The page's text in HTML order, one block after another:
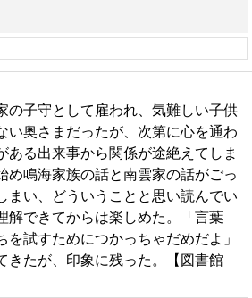
の子守として雇われ、気難しい子供
い奥さまだったが、次第に心を通わ
ある出来事から関係が途絶えてしま
め鳴海家族の話と南雲家の話がごっ
まい、どういうことと思い読んでい
解できてからは楽しめた。「言葉
を試すためにつかっちゃだめだよ」
きたが、印象に残った。【図書館